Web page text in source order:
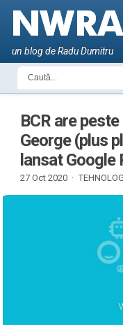
un blog de Radu Dumitru
BCR are
George (plus
lansat Google
27 Oct 2020 ·